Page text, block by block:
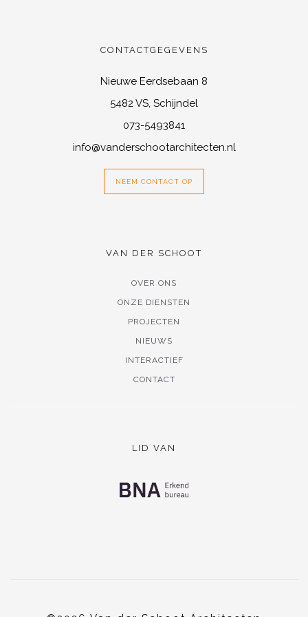
CONTACTGEGEVENS
Nieuwe Eerdsebaan 8
5482 VS, Schijndel
073-5493841
info@vanderschootarchitecten.nl
NEEM CONTACT OP
VAN DER SCHOOT
OVER ONS
ONZE DIENSTEN
PROJECTEN
NIEUWS
INTERACTIEF
CONTACT
LID VAN